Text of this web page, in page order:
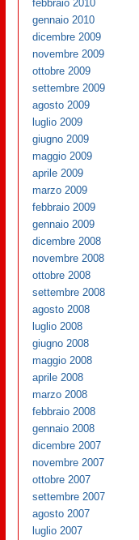
febbraio 2010
gennaio 2010
dicembre 2009
novembre 2009
ottobre 2009
settembre 2009
agosto 2009
luglio 2009
giugno 2009
maggio 2009
aprile 2009
marzo 2009
febbraio 2009
gennaio 2009
dicembre 2008
novembre 2008
ottobre 2008
settembre 2008
agosto 2008
luglio 2008
giugno 2008
maggio 2008
aprile 2008
marzo 2008
febbraio 2008
gennaio 2008
dicembre 2007
novembre 2007
ottobre 2007
settembre 2007
agosto 2007
luglio 2007